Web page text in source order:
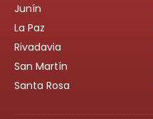
Junín
La Paz
Rivadavia
San Martín
Santa Rosa